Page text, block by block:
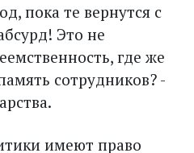
пока те вернутся с
Это не
где же
сотрудников? -
имеют право